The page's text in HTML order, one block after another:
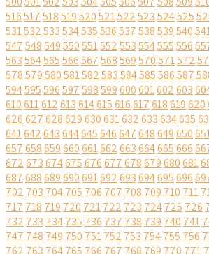
516517518519520521522523524525
531532533534535536537538539540
547548549550551552553554555556
563564565566567568569570571572
578579580581582583584585586587
594595596597598599600601602603
610611612613614615616617618619620
626627628629630631632633634635
641642643644645646647648649650
657658659660661662663664665666
672673674675676677678679680681
687688689690691692693694695696
702 703 704705 706 707 708 709 710 711
717 718 719 720 721722 723 724725 726
732 733 734735 736 737 738 739 740 741
747 748 749 750 751752 753 754755 756